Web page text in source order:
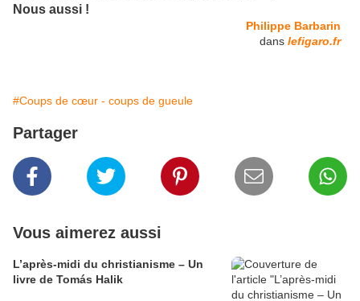
Nous aussi !
Philippe Barbarin
danslefigaro.fr
#Coups de cœur - coups de gueule
Partager
Vous aimerez aussi
L’après-midi du christianisme – Un
livre de Tomás Halik